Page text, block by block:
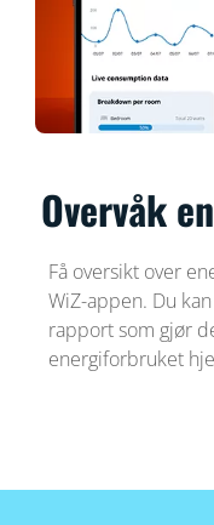
Overvåk
Få oversikt over
WiZ-appen. Du
rapport som gjør
energiforbruket